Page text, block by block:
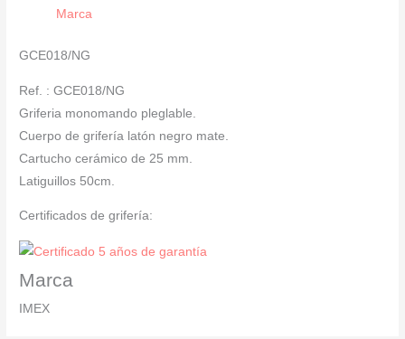
SERIE
GCE018/NG
cantidad
Marca
GCE018/NG
Ref. : GCE018/NG
Griferia monomando pleglable.
Cuerpo de grifería latón negro mate.
Cartucho cerámico de 25 mm.
Latiguillos 50cm.
Certificados de grifería:
Marca
IMEX